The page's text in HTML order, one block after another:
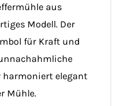
aus
Modell. Der
für Kraft und
harmoniert elegant
Mühle.